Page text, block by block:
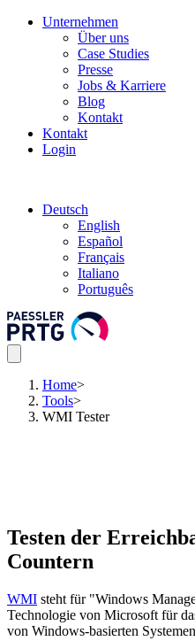
Unternehmen
Über uns
Case Studies
Presse
Jobs & Karriere
Blog
Kontakt
Kontakt
Login
Deutsch
English
Español
Français
Italiano
Português
Home>
Tools>
WMI Tester
Testen der
Countern
WMI steht für "Windows
Technologie von Microsoft für
von Windows-basierten